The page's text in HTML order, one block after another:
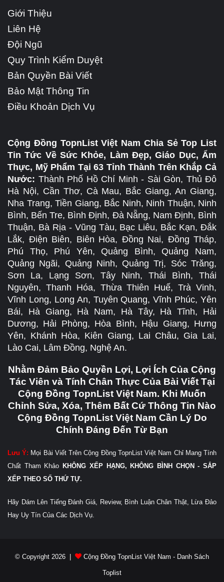
Giới Thiệu
Liên Hệ
Đội Ngũ
Quy Trình Kiểm Duyệt
Bản Quyền Bài Viết
Bảo Mật Thông Tin
Điều Khoản Dịch Vụ
Cộng Đồng TopnList Việt Nam Chia Sẻ Top List
Tin Tức Về Sức Khỏe, Làm Đẹp, Giáo Dục, Ẩm
Thực, Mỹ Phẩm Tại 63 Tỉnh Thành Trên Khắp Cả
Nước: Thành Phố Hồ Chí Minh - Sài Gòn, Thủ Đô
Hà Nội, Cần Thơ, Cà Mau, Bắc Giang, An Giang,
Nha Trang, Tiền Giang, Bắc Ninh, Ninh Thuận, Ninh
Bình, Bến Tre, Bình Định, Đà Nẵng, Nam Định, Bình
Thuận, Bà Rịa - Vũng Tàu, Bạc Liêu, Bắc Kạn, Đắk
Lắk, Điện Biên, Biên Hòa, Đồng Nai, Đồng Tháp,
Phú Thọ, Phú Yên, Quảng Bình, Quảng Nam,
Quảng Ngãi, Quảng Ninh, Quảng Trị, Sóc Trăng,
Sơn La, Lạng Sơn, Tây Ninh, Thái Bình, Thái
Nguyên, Thanh Hóa, Thừa Thiên Huế, Trà Vinh,
Vĩnh Long, Long An, Tuyên Quang, Vĩnh Phúc, Yên
Bái, Hà Giang, Hà Nam, Hà Tây, Hà Tĩnh, Hải
Dương, Hải Phòng, Hòa Bình, Hậu Giang, Hưng
Yên, Khánh Hòa, Kiên Giang, Lai Châu, Gia Lai,
Lào Cai, Lâm Đồng, Nghệ An.
Nhằm Đảm Bảo Quyền Lợi, Lợi Ích Của Cộng
Tác Viên và Tính Chân Thực Của Bài Viết Tại
Cộng Đồng TopnList Việt Nam. Khi Muốn
Chỉnh Sửa, Xóa, Thêm Bất Cứ Thông Tin Nào
Cộng Đồng TopnList Việt Nam Cần Lý Do
Chính Đáng Đến Từ Bạn
Lưu Ý: Mọi Bài Viết Trên Cộng Đồng TopnList Việt Nam Chỉ Mang Tính
Chất Tham KhảoKHÔNG XẾP HẠNG, KHÔNG BÌNH CHỌN - SẮP
XẾP THEO SỐ THỨ TỰ.
Hãy Dám Lên Tiếng Đánh Giá, Review, Bình Luận Chân Thật, Lừa Đảo
Hay Uy Tín Của Các Dịch Vụ.
© Copyright 2026 | Cộng Đồng TopnList Việt Nam - Danh Sách
Toplist